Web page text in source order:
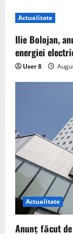
Actualitate
Ilie Bolojan,
energiei
User 8
Actualitate
Anunț făcut